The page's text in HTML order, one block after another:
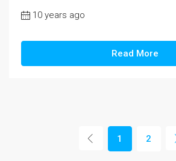
10 years ago
Read More
1 2